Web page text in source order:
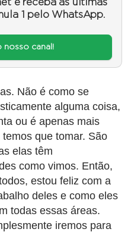
e receba as últimas
1 pelo WhatsApp.
nosso canal!
Não é como se
alguma coisa,
ou é apenas mais
que tomar. São
elas têm
como vimos. Então,
estou feliz com a
deles e como eles
todas essas áreas.
iremos para